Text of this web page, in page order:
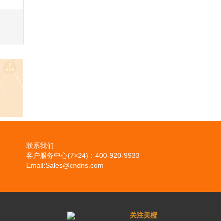
联系我们
客户服务中心(7×24)：400-920-9933
Email:Sales@cndns.com
关注美橙